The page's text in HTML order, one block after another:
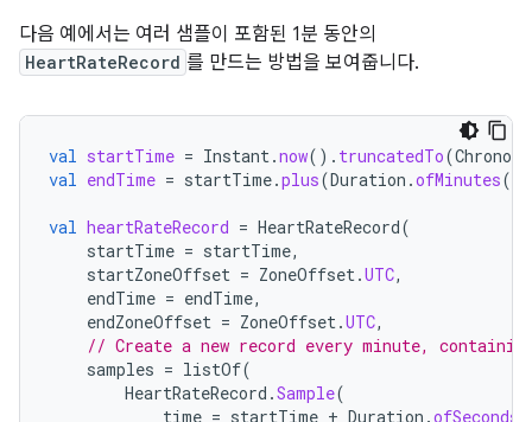
다음 예에서는 여러 샘플이 포함된 1분 동안의
HeartRateRecord 를 만드는 방법을 보여줍니다.
val startTime = Instant.now(). truncatedTo(
val endTime = startTime.plus(Duration .ofMinutes(
val heartRateRecord = HeartRateRecord(
startTime = startTime,
startZoneOffset = ZoneOffset.UTC,
endTime = endTime,
endZoneOffset = ZoneOffset.UTC,
// Create a new record every minute,
samples = listOf(
HeartRateRecord .Sample(
time = startTime + Duration .ofSeconds